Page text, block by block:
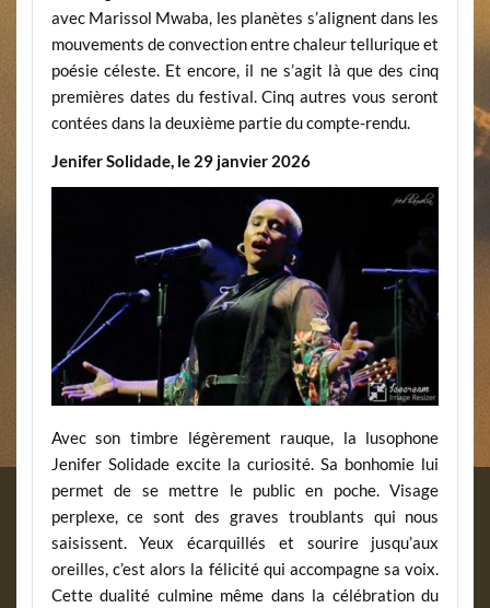
avec Marissol Mwaba, les planètes s’alignent dans les
mouvements de convection entre chaleur tellurique et
poésie céleste. Et encore, il ne s’agit là que des cinq
premières dates du festival. Cinq autres vous seront
contées dans la deuxième partie du compte-rendu.
Jenifer Solidade, le 29 janvier 2026
Avec son timbre légèrement rauque, la lusophone
Jenifer Solidade excite la curiosité. Sa bonhomie lui
permet de se mettre le public en poche. Visage
perplexe, ce sont des graves troublants qui nous
saisissent. Yeux écarquillés et sourire jusqu’aux
oreilles, c’est alors la félicité qui accompagne sa voix.
Cette dualité culmine même dans la célébration du